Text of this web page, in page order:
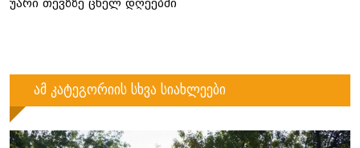
უარი თევზზე ცხელ დღეებში
ამ კატეგორიის სხვა სიახლეები